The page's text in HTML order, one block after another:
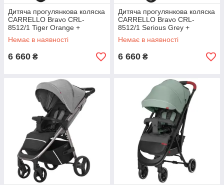
Дитяча прогулянкова коляска
CARRELLO Bravo CRL-
8512/1 Tiger Orange +
дощовик (Каррелло, Китай)
Немає в наявності
6 660 ₴
Дитяча прогулянкова коляска
CARRELLO Bravo CRL-
8512/1 Serious Grey +
дощовик (Каррілло, Китай)
Немає в наявності
6 660 ₴